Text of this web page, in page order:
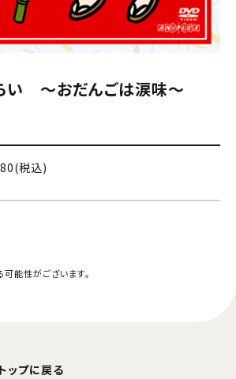
い 〜おだんごは涙味〜
税込)
能性がございます。
ップに戻る